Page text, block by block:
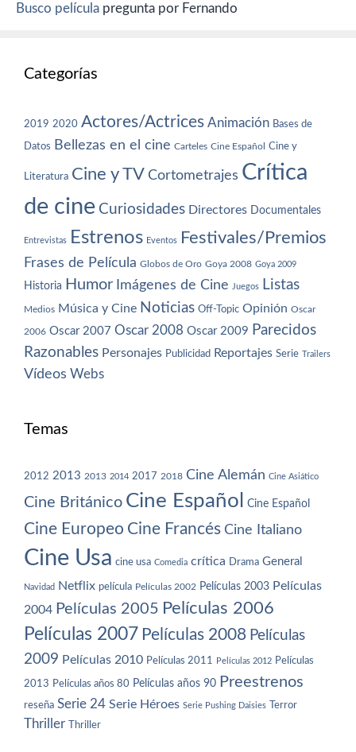
Busco película pregunta por Fernando
Categorías
2019 2020 Actores/Actrices Animación Bases de
Datos Bellezas en el cine Carteles Cine Español Cine y
Literatura Cine y TV Cortometrajes Crítica
de cine Curiosidades Directores Documentales
Entrevistas Estrenos Eventos Festivales/Premios
Frases de Película Globos de Oro Goya 2008 Goya 2009
Historia Humor Imágenes de Cine Juegos Listas
Medios Música y Cine Noticias Off-Topic Opinión Oscar
2006 Oscar 2007 Oscar 2008 Oscar 2009 Parecidos
Razonables Personajes Publicidad Reportajes Serie Trailers
Vídeos Webs
Temas
2012 2013 2013 2014 2017 2018 Cine Alemán Cine Asiático
Cine Británico Cine Español Cine Español
Cine Europeo Cine Francés Cine Italiano
Cine Usa cine usa Comedia crítica Drama General
Navidad Netflix película Películas 2002 Películas 2003 Películas
2004 Películas 2005 Películas 2006
Películas 2007 Películas 2008 Películas
2009 Películas 2010 Películas 2011 Películas 2012 Películas
2013 Películas años 80 Películas años 90 Preestrenos
reseña Serie 24 Serie Héroes Serie Pushing Daisies Terror
Thriller Thriller